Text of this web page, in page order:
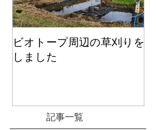
ビオトープ周辺の草刈りを
しました
記事一覧